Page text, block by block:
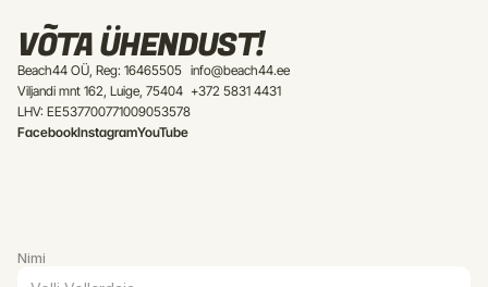
VÕTA ÜHENDUST!
Beach44 OÜ, Reg: 16465505
Viljandi mnt 162, Luige, 75404
LHV: EE537700771009053578
info@beach44.ee
+372 5831 4431
FacebookInstagramYouTube
Nimi